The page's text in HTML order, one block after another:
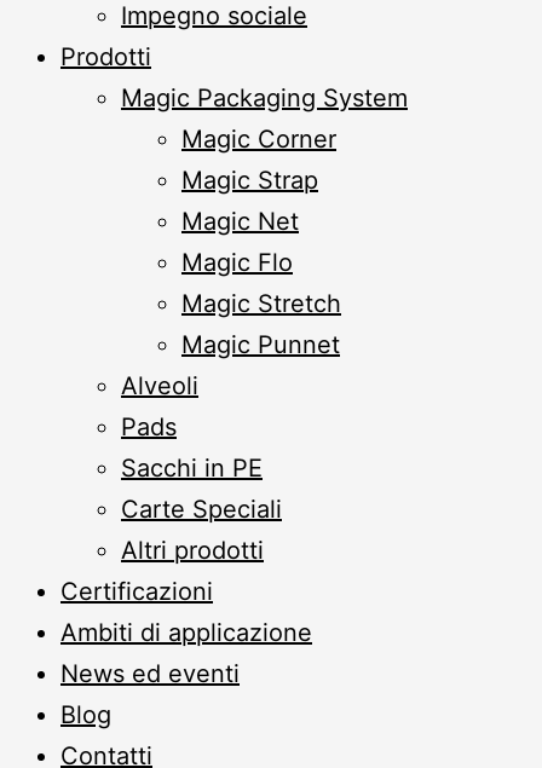
Impegno sociale
Prodotti
Magic Packaging System
Magic Corner
Magic Strap
Magic Net
Magic Flo
Magic Stretch
Magic Punnet
Alveoli
Pads
Sacchi in PE
Carte Speciali
Altri prodotti
Certificazioni
Ambiti di applicazione
News ed eventi
Blog
Contatti